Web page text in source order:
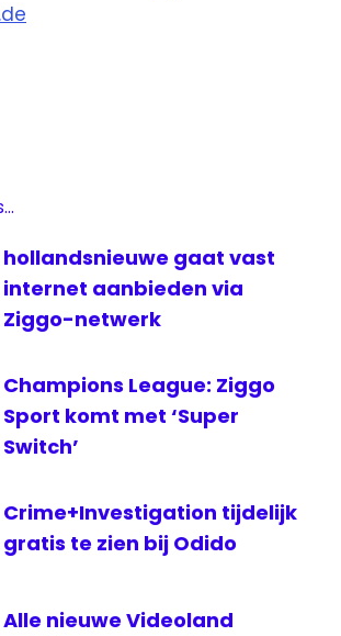
hollandsnieuwe gaat vast
internet aanbieden via
Ziggo-netwerk
Champions League: Ziggo
Sport komt met ‘Super
Switch’
Crime+Investigation tijdelijk
gratis te zien bij Odido
Alle nieuwe Videoland